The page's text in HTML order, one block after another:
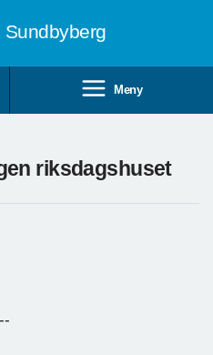
Sundbyberg
Meny
riksdagshuset